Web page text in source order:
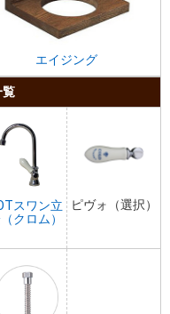
エイジング
覧
スワン立
クロム）
ピヴォ（選択）